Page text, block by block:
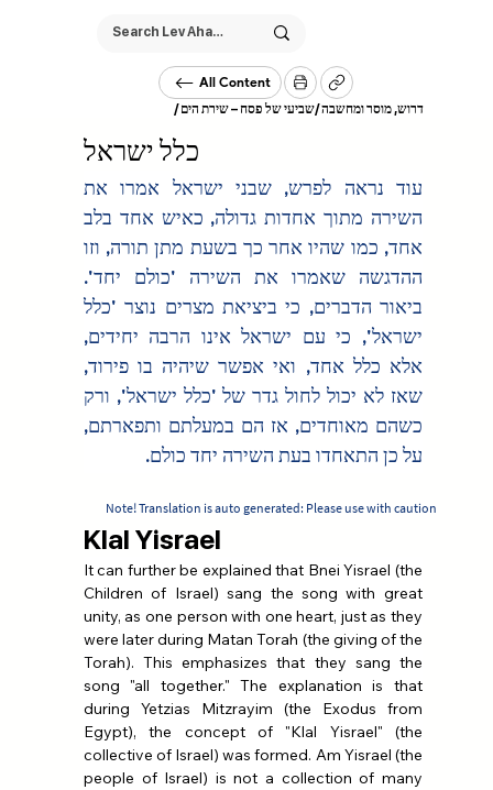
All Content
/שביעי של פסח – שירת הים/דרוש, מוסר ומחשבה
כלל ישראל
על כן התאחדו בעת השירה יחד כולם.
Note! Translation is auto generated: Please use with caution
Klal Yisrael
It can further be explained that Bnei Yisrael (the
Children of Israel) sang the song with great
unity, as one person with one heart, just as they
were later during Matan Torah (the giving of the
Torah). This emphasizes that they sang the
song "all together." The explanation is that
during Yetzias Mitzrayim (the Exodus from
Egypt), the concept of "Klal Yisrael" (the
collective of Israel) was formed. Am Yisrael (the
people of Israel) is not a collection of many